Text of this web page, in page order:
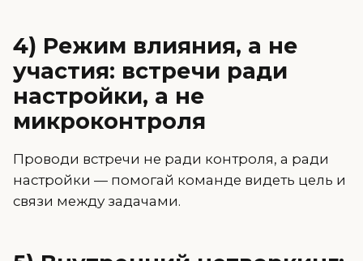
4) Режим влияния, а не
участия: встречи ради
настройки, а не
микроконтроля
Проводи встречи не ради контроля, а ради
настройки — помогай команде видеть цель и
связи между задачами.